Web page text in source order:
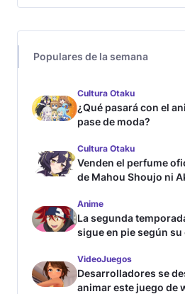
Populares de la semana
Cultura Otaku
¿Qué pasará con el
pase de moda?
Cultura Otaku
Venden el perfume
de Mahou Shoujo ni
Anime
La segunda
sigue en pie según
VideoJuegos
Desarrolladores se
animar este juego de